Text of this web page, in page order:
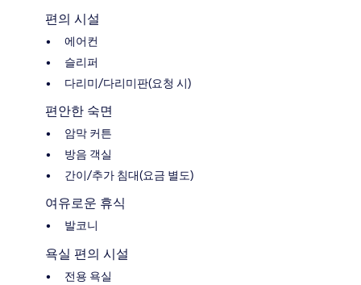
편의 시설
에어컨
슬리퍼
다리미/다리미판(요청 시)
편안한 숙면
암막 커튼
방음 객실
간이/추가 침대(요금 별도)
여유로운 휴식
발코니
욕실 편의 시설
전용 욕실